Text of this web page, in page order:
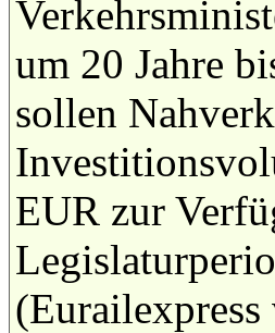
um 20 Jahre
sollen
EUR zur